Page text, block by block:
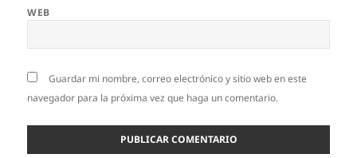
WEB
Guardar mi nombre, correo electrónico y sitio web en este
navegador para la próxima vez que haga un comentario.